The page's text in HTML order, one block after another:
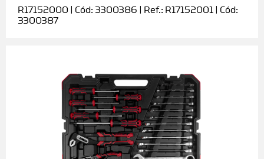
R17152000 | Cód: 3300386 | Ref.: R17152001 | Cód:
3300387